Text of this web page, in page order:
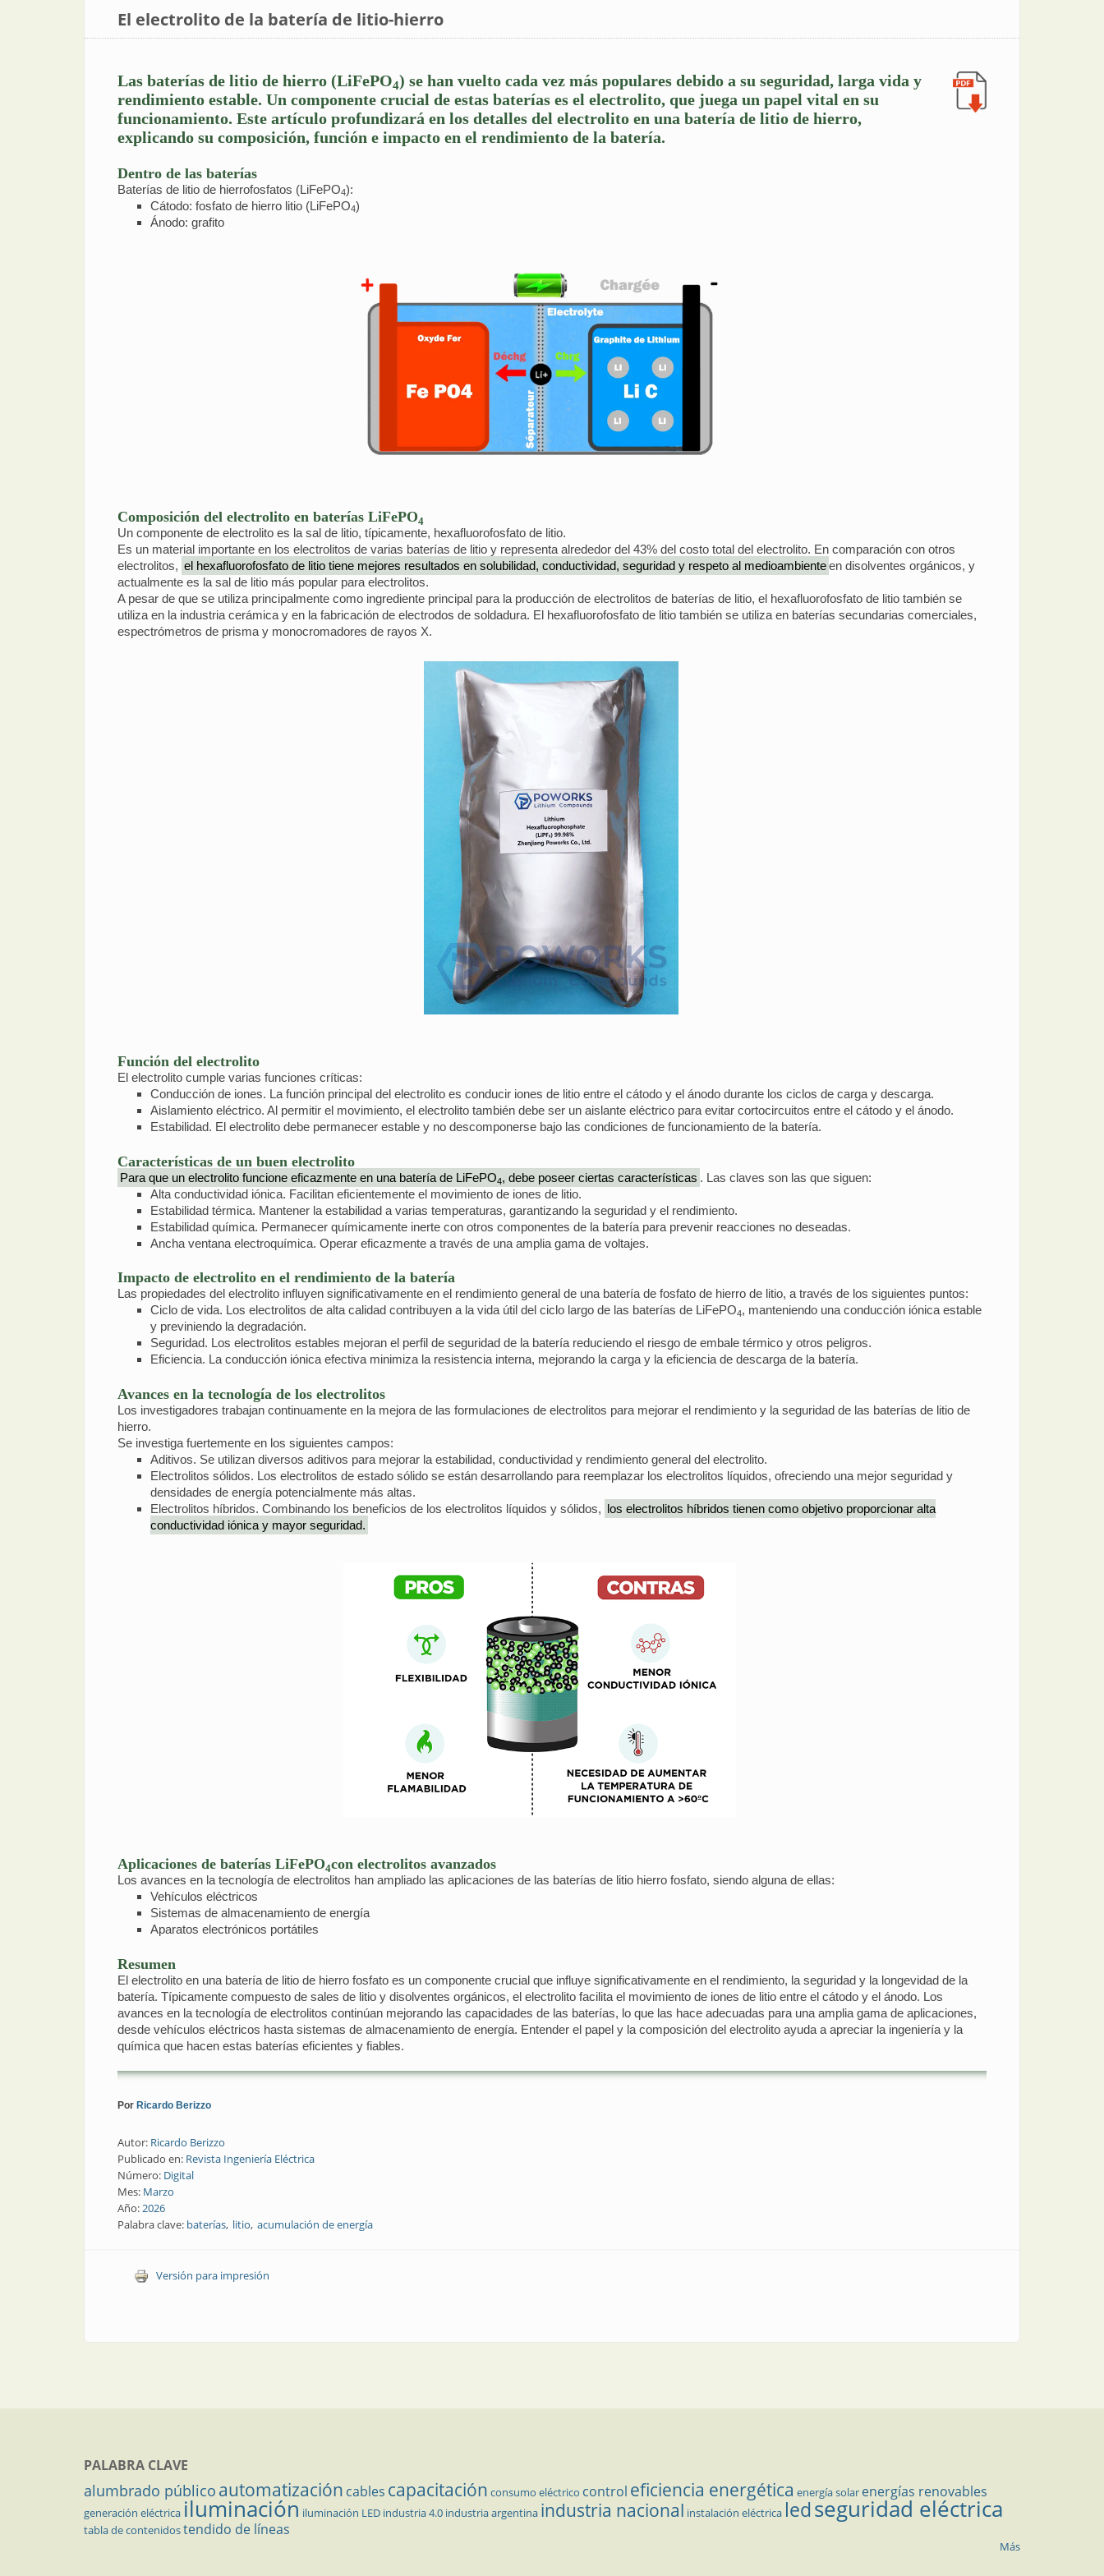
El electrolito de la batería de litio-hierro
Las baterías de litio de hierro (LiFePO4) se han vuelto cada vez más populares debido a su seguridad, larga vida y
rendimiento estable. Un componente crucial de estas baterías es el electrolito, que juega un papel vital en su
funcionamiento. Este artículo profundizará en los detalles del electrolito en una batería de litio de hierro,
explicando su composición, función e impacto en el rendimiento de la batería.
Dentro de las baterías
Baterías de litio de hierrofosfatos (LiFePO4):
Cátodo: fosfato de hierro litio (LiFePO4)
Ánodo: grafito
Composición del electrolito en baterías LiFePO4
Un componente de electrolito es la sal de litio, típicamente, hexafluorofosfato de litio.
Es un material importante en los electrolitos de varias baterías de litio y representa alrededor del 43% del costo total del electrolito. En comparación con otros
electrolitos, el hexafluorofosfato de litio tiene mejores resultados en solubilidad, conductividad, seguridad y respeto al medioambienteen disolventes orgánicos, y
actualmente es la sal de litio más popular para electrolitos.
A pesar de que se utiliza principalmente como ingrediente principal para la producción de electrolitos de baterías de litio, el hexafluorofosfato de litio también se
utiliza en la industria cerámica y en la fabricación de electrodos de soldadura. El hexafluorofosfato de litio también se utiliza en baterías secundarias comerciales,
espectrómetros de prisma y monocromadores de rayos X.
Función del electrolito
El electrolito cumple varias funciones críticas:
Conducción de iones. La función principal del electrolito es conducir iones de litio entre el cátodo y el ánodo durante los ciclos de carga y descarga.
Aislamiento eléctrico. Al permitir el movimiento, el electrolito también debe ser un aislante eléctrico para evitar cortocircuitos entre el cátodo y el ánodo.
Estabilidad. El electrolito debe permanecer estable y no descomponerse bajo las condiciones de funcionamiento de la batería.
Características de un buen electrolito
Para que un electrolito funcione eficazmente en una batería de LiFePO4, debe poseer ciertas características . Las claves son las que siguen:
Alta conductividad iónica. Facilitan eficientemente el movimiento de iones de litio.
Estabilidad térmica. Mantener la estabilidad a varias temperaturas, garantizando la seguridad y el rendimiento.
Estabilidad química. Permanecer químicamente inerte con otros componentes de la batería para prevenir reacciones no deseadas.
Ancha ventana electroquímica. Operar eficazmente a través de una amplia gama de voltajes.
Impacto de electrolito en el rendimiento de la batería
Las propiedades del electrolito influyen significativamente en el rendimiento general de una batería de fosfato de hierro de litio, a través de los siguientes puntos:
Ciclo de vida. Los electrolitos de alta calidad contribuyen a la vida útil del ciclo largo de las baterías de LiFePO4, manteniendo una conducción iónica estable
y previniendo la degradación.
Seguridad. Los electrolitos estables mejoran el perfil de seguridad de la batería reduciendo el riesgo de embale térmico y otros peligros.
Eficiencia. La conducción iónica efectiva minimiza la resistencia interna, mejorando la carga y la eficiencia de descarga de la batería.
Avances en la tecnología de los electrolitos
Los investigadores trabajan continuamente en la mejora de las formulaciones de electrolitos para mejorar el rendimiento y la seguridad de las baterías de litio de
hierro.
Se investiga fuertemente en los siguientes campos:
Aditivos. Se utilizan diversos aditivos para mejorar la estabilidad, conductividad y rendimiento general del electrolito.
Electrolitos sólidos. Los electrolitos de estado sólido se están desarrollando para reemplazar los electrolitos líquidos, ofreciendo una mejor seguridad y
densidades de energía potencialmente más altas.
Electrolitos híbridos. Combinando los beneficios de los electrolitos líquidos y sólidos, los electrolitos híbridos tienen como objetivo proporcionar alta
conductividad iónica y mayor seguridad.
Aplicaciones de baterías LiFePO4con electrolitos avanzados
Los avances en la tecnología de electrolitos han ampliado las aplicaciones de las baterías de litio hierro fosfato, siendo alguna de ellas:
Vehículos eléctricos
Sistemas de almacenamiento de energía
Aparatos electrónicos portátiles
Resumen
El electrolito en una batería de litio de hierro fosfato es un componente crucial que influye significativamente en el rendimiento, la seguridad y la longevidad de la
batería. Típicamente compuesto de sales de litio y disolventes orgánicos, el electrolito facilita el movimiento de iones de litio entre el cátodo y el ánodo. Los
avances en la tecnología de electrolitos continúan mejorando las capacidades de las baterías, lo que las hace adecuadas para una amplia gama de aplicaciones,
desde vehículos eléctricos hasta sistemas de almacenamiento de energía. Entender el papel y la composición del electrolito ayuda a apreciar la ingeniería y la
química que hacen estas baterías eficientes y fiables.
Por Ricardo Berizzo
Autor: Ricardo Berizzo
Publicado en: Revista Ingeniería Eléctrica
Número: Digital
Mes: Marzo
Año:2026
Palabra clave: baterías litio acumulación de energía
Versión para impresión
PALABRA CLAVE
alumbrado público automatización cables capacitación consumo eléctrico control eficiencia energética energía solar energías renovables
generación eléctrica iluminación iluminación LED industria 4.0 industria argentina industria nacional instalación eléctrica ledseguridad eléctrica
tabla de contenidostendido de líneas
Más